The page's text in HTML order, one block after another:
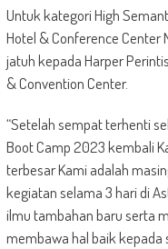
Untuk kategori High
Hotel & Conference Center
jatuh kepada Harper
& Convention Center.
“Setelah sempat terhenti
Boot Camp 2023 kembali
terbesar Kami adalah
kegiatan selama 3 hari di
ilmu tambahan baru serta
membawa hal baik kepada